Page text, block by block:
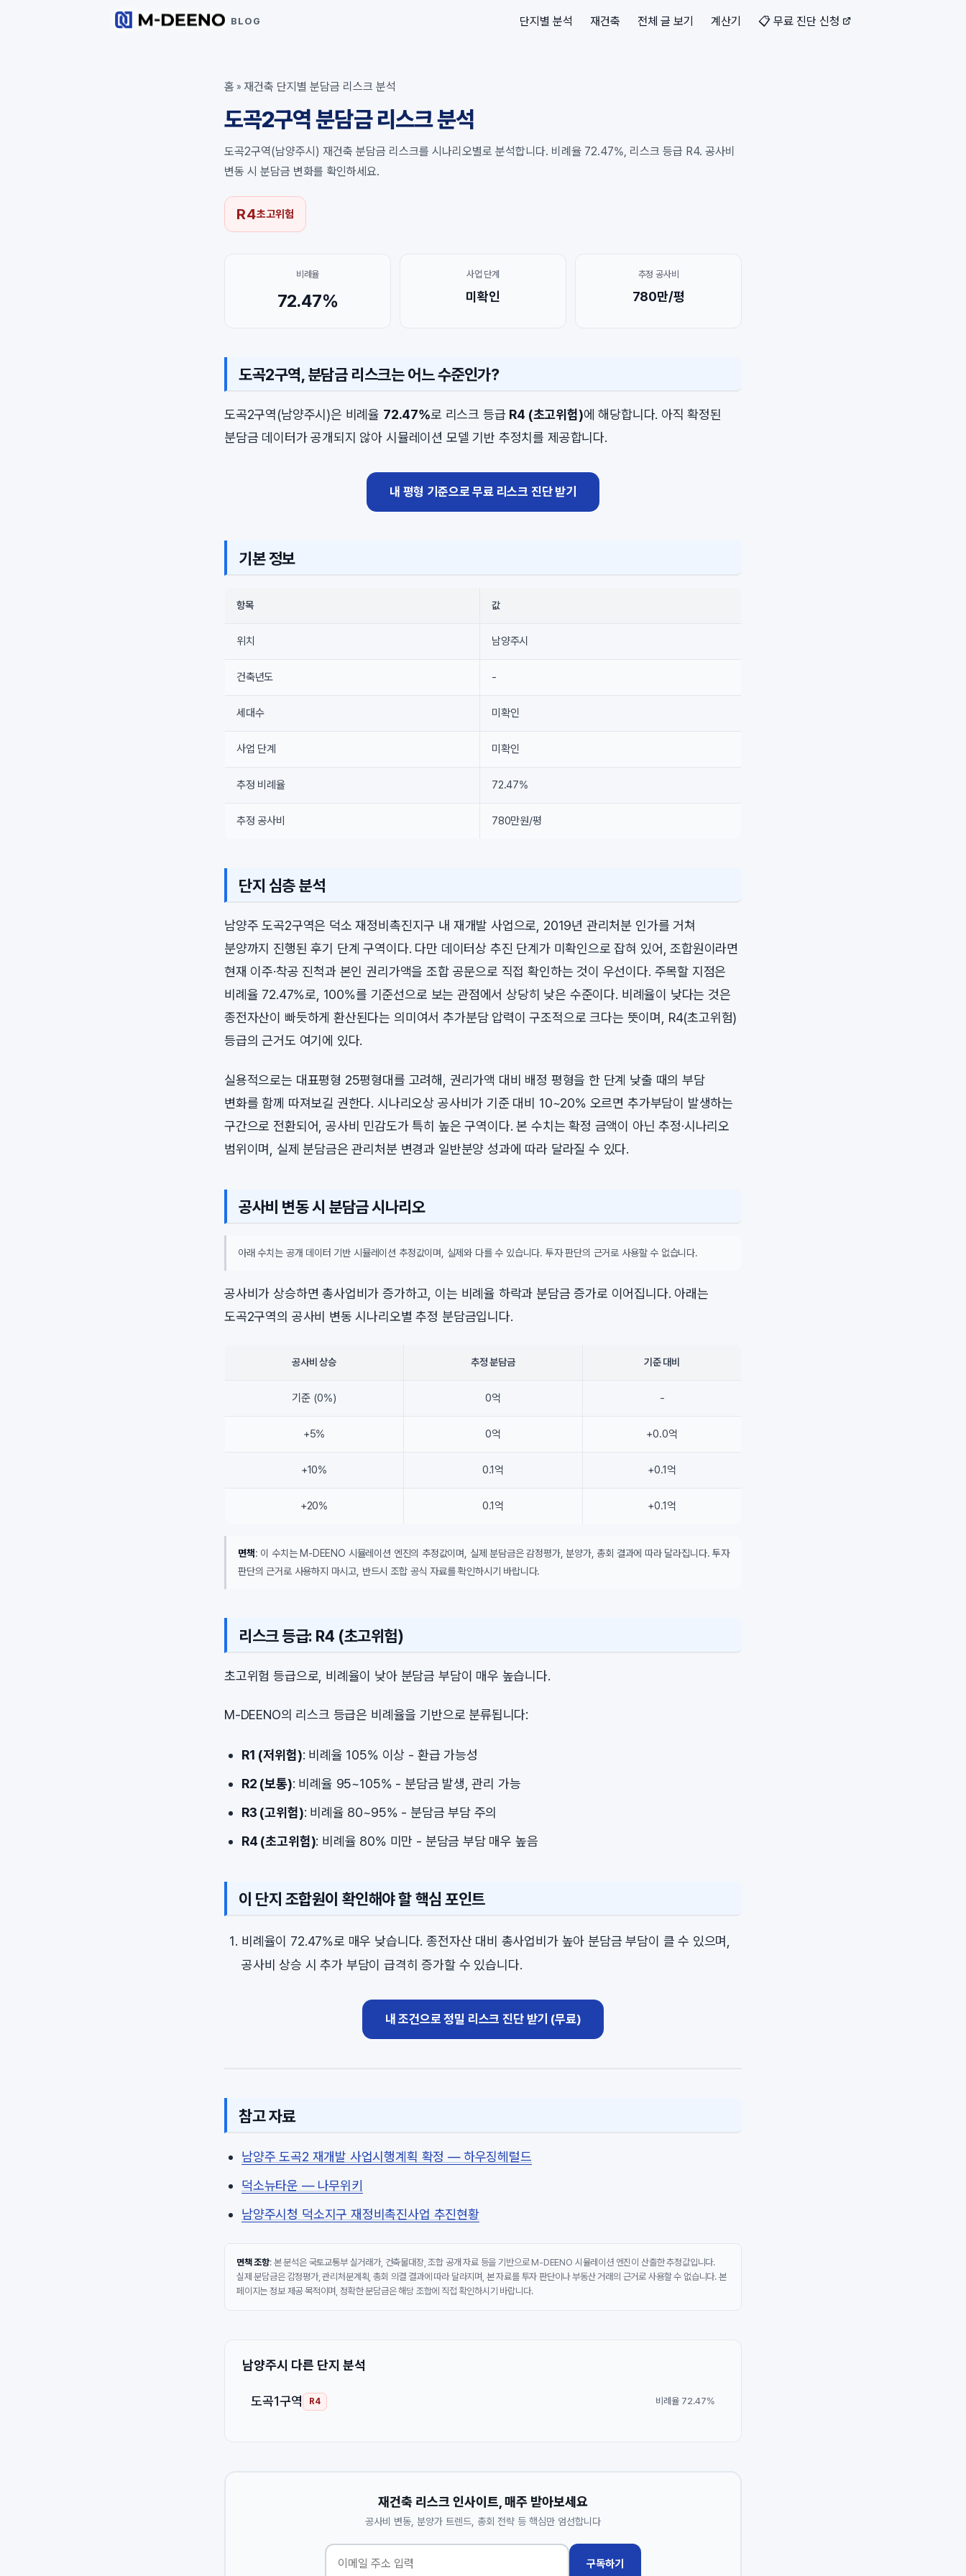
BLOG 단지별 분석 재건축 전체 글 보기 계산기 📋 무료 진단 신청
홈 » 재건축 단지별 분담금 리스크 분석
도곡2구역 분담금 리스크 분석
도곡2구역(남양주시) 재건축 분담금 리스크를 시나리오별로 분석합니다. 비례율 72.47%, 리스크 등급 R4. 공사비
변동 시 분담금 변화를 확인하세요.
R4초고위험
비례율
72.47%
사업 단계
미확인
추정 공사비
780만/평
도곡2구역, 분담금 리스크는 어느 수준인가?
도곡2구역(남양주시)은 비례율 72.47%로 리스크 등급 R4 (초고위험)에 해당합니다. 아직 확정된
분담금 데이터가 공개되지 않아 시뮬레이션 모델 기반 추정치를 제공합니다.
내 평형 기준으로 무료 리스크 진단 받기
기본 정보
항목 값
위치 남양주시
건축년도 -
세대수 미확인
사업 단계 미확인
추정 비례율 72.47%
추정 공사비 780만원/평
단지 심층 분석
남양주 도곡2구역은 덕소 재정비촉진지구 내 재개발 사업으로, 2019년 관리처분 인가를 거쳐
분양까지 진행된 후기 단계 구역이다. 다만 데이터상 추진 단계가 미확인으로 잡혀 있어, 조합원이라면
현재 이주·착공 진척과 본인 권리가액을 조합 공문으로 직접 확인하는 것이 우선이다. 주목할 지점은
비례율 72.47%로, 100%를 기준선으로 보는 관점에서 상당히 낮은 수준이다. 비례율이 낮다는 것은
종전자산이 빠듯하게 환산된다는 의미여서 추가분담 압력이 구조적으로 크다는 뜻이며, R4(초고위험)
등급의 근거도 여기에 있다.
실용적으로는 대표평형 25평형대를 고려해, 권리가액 대비 배정 평형을 한 단계 낮출 때의 부담
변화를 함께 따져보길 권한다. 시나리오상 공사비가 기준 대비 10~20% 오르면 추가부담이 발생하는
구간으로 전환되어, 공사비 민감도가 특히 높은 구역이다. 본 수치는 확정 금액이 아닌 추정·시나리오
범위이며, 실제 분담금은 관리처분 변경과 일반분양 성과에 따라 달라질 수 있다.
공사비 변동 시 분담금 시나리오
아래 수치는 공개 데이터 기반 시뮬레이션 추정값이며, 실제와 다를 수 있습니다. 투자 판단의 근거로 사용할 수 없습니다.
공사비가 상승하면 총사업비가 증가하고, 이는 비례율 하락과 분담금 증가로 이어집니다. 아래는
도곡2구역의 공사비 변동 시나리오별 추정 분담금입니다.
공사비 상승 추정 분담금 기준 대비
기준 (0%) 0억 -
+5% 0억 +0.0억
+10% 0.1억 +0.1억
+20% 0.1억 +0.1억
면책: 이 수치는 M-DEENO 시뮬레이션 엔진의 추정값이며, 실제 분담금은 감정평가, 분양가, 총회 결과에 따라 달라집니다. 투자
판단의 근거로 사용하지 마시고, 반드시 조합 공식 자료를 확인하시기 바랍니다.
리스크 등급: R4 (초고위험)
초고위험 등급으로, 비례율이 낮아 분담금 부담이 매우 높습니다.
M-DEENO의 리스크 등급은 비례율을 기반으로 분류됩니다:
R1 (저위험): 비례율 105% 이상 - 환급 가능성
R2 (보통): 비례율 95~105% - 분담금 발생, 관리 가능
R3 (고위험): 비례율 80~95% - 분담금 부담 주의
R4 (초고위험): 비례율 80% 미만 - 분담금 부담 매우 높음
이 단지 조합원이 확인해야 할 핵심 포인트
비례율이 72.47%로 매우 낮습니다. 종전자산 대비 총사업비가 높아 분담금 부담이 클 수 있으며,
공사비 상승 시 추가 부담이 급격히 증가할 수 있습니다.
내 조건으로 정밀 리스크 진단 받기 (무료)
참고 자료
남양주 도곡2 재개발 사업시행계획 확정 — 하우징헤럴드
덕소뉴타운 — 나무위키
남양주시청 덕소지구 재정비촉진사업 추진현황
면책 조항: 본 분석은 국토교통부 실거래가, 건축물대장, 조합 공개 자료 등을 기반으로 M-DEENO 시뮬레이션 엔진이 산출한 추정값입니다.
실제 분담금은 감정평가, 관리처분계획, 총회 의결 결과에 따라 달라지며, 본 자료를 투자 판단이나 부동산 거래의 근거로 사용할 수 없습니다. 본
페이지는 정보 제공 목적이며, 정확한 분담금은 해당 조합에 직접 확인하시기 바랍니다.
남양주시 다른 단지 분석
도곡1구역 R4 비례율 72.47%
재건축 리스크 인사이트, 매주 받아보세요
공사비 변동, 분양가 트렌드, 총회 전략 등 핵심만 엄선합니다
구독하기